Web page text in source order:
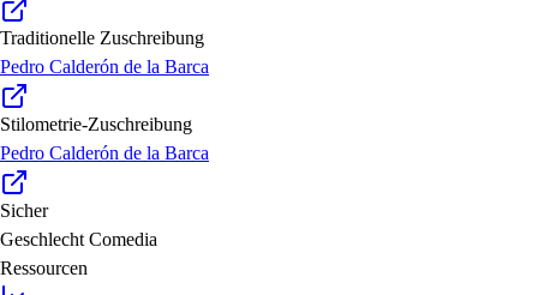
Traditionelle Zuschreibung
Pedro Calderón de la Barca
Stilometrie-Zuschreibung
Pedro Calderón de la Barca
Sicher
Geschlecht Comedia
Ressourcen